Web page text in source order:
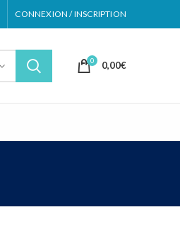
CONNEXION / INSCRIPTION
0 0,00€